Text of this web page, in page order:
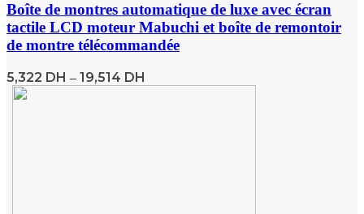
Boîte de montres automatique de luxe avec écran
tactile LCD moteur Mabuchi et boîte de remontoir
de montre télécommandée
5,322 DH – 19,514 DH